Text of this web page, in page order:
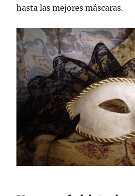
hasta las mejores máscaras.